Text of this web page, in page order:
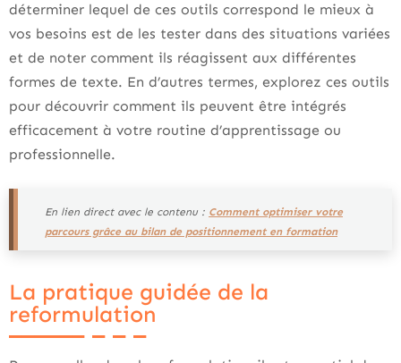
déterminer lequel de ces outils correspond le mieux à
vos besoins est de les tester dans des situations variées
et de noter comment ils réagissent aux différentes
formes de texte. En d’autres termes, explorez ces outils
pour découvrir comment ils peuvent être intégrés
efficacement à votre routine d’apprentissage ou
professionnelle.
En lien direct avec le contenu : Comment optimiser votre
parcours grâce au bilan de positionnement en formation
La pratique guidée de la
reformulation